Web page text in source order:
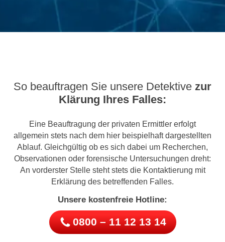
So beauftragen Sie unsere Detektive zur
Klärung Ihres Falles:
Eine Beauftragung der privaten Ermittler erfolgt
allgemein stets nach dem hier beispielhaft dargestellten
Ablauf. Gleichgültig ob es sich dabei um Recherchen,
Observationen oder forensische Untersuchungen dreht:
An vorderster Stelle steht stets die Kontaktierung mit
Erklärung des betreffenden Falles.
Unsere kostenfreie Hotline:
0800 – 11 12 13 14